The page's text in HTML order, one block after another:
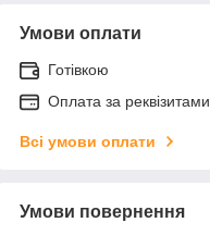
Умови оплати
Готівкою
Оплата за реквізитами
Всі умови оплати
Умови повернення